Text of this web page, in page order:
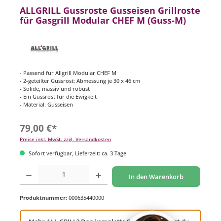
ALLGRILL Gussroste Gusseisen Grillroste
für Gasgrill Modular CHEF M (Guss-M)
- Passend für Allgrill Modular CHEF M
- 2-geteilter Gussrost: Abmessung je 30 x 46 cm
- Solide, massiv und robust
- Ein Gussrost für die Ewigkeit
- Material: Gusseisen
79,00 €*
Preise inkl. MwSt. zzgl. Versandkosten
Sofort verfügbar, Lieferzeit: ca. 3 Tage
Produkt Anzahl: Gib den gewünschten Wert ein oder benutze die Schaltflächen um
In den Warenkorb
Produktnummer: 000635440000